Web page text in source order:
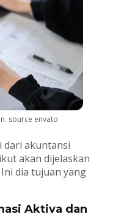
source envato
dari akuntansi
akan dijelaskan
dia tujuan yang
Aktiva dan